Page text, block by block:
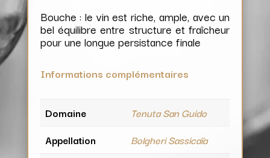
Bouche : le vin est riche, ample, avec un
bel équilibre entre structure et fraîcheur
pour une longue persistance finale
Informations complémentaires
Domaine
Tenuta San Guido
Appellation
Bolgheri Sassicaïa